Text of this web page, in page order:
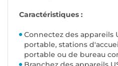
Caractéristiques :
Connectez des appareils
portable, stations
portable ou de bureau